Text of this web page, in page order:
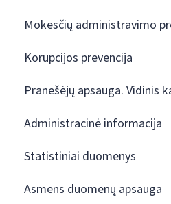
Mokesčių administravimo
Korupcijos prevencija
Pranešėjų apsauga. Vidinis
Administracinė informacija
Statistiniai duomenys
Asmens duomenų apsauga